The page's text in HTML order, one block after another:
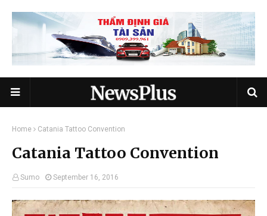
Home Catania Tattoo Convention
Catania Tattoo Convention
Sumo September 16, 2016